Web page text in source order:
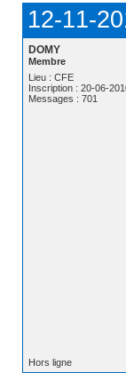
12-11-
DOMY
Membre
Lieu : CFE
Inscription : 20-06-
Messages : 701
Hors ligne